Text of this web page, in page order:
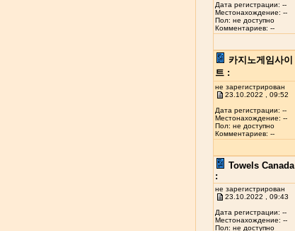
Дата регистрации: --
Местонахождение: --
Пол: не доступно
Комментариев: --
카지노게임사이
트 :
не зарегистрирован
23.10.2022 , 09:52
Дата регистрации: --
Местонахождение: --
Пол: не доступно
Комментариев: --
Towels Canada
:
не зарегистрирован
23.10.2022 , 09:43
Дата регистрации: --
Местонахождение: --
Пол: не доступно